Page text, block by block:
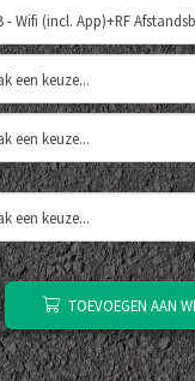
TOEVOEGEN AAN